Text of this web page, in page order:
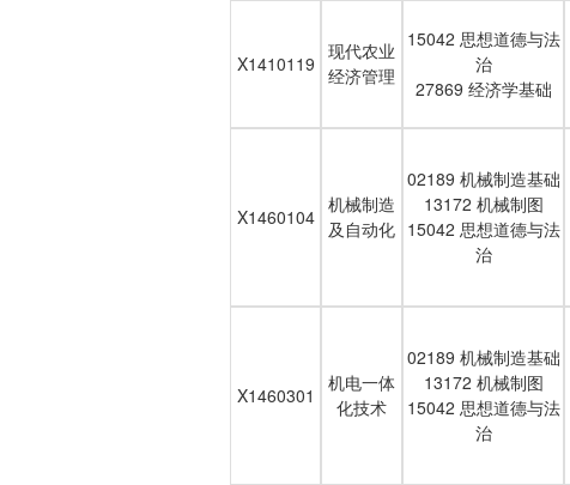
X1410119
现代农业
经济管理
15042 思想道德与法
治
27869 经济学基础
X1460104
机械制造
及自动化
02189 机械制造基础
13172 机械制图
15042 思想道德与法
治
X1460301
机电一体
化技术
02189 机械制造基础
13172 机械制图
15042 思想道德与法
治